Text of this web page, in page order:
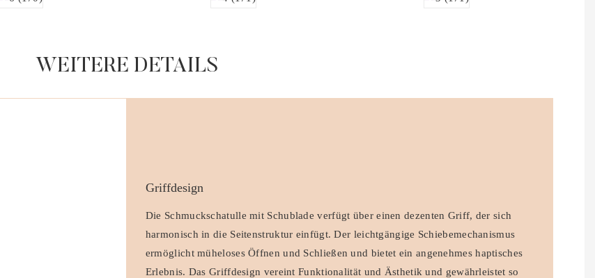
WEITERE DETAILS
Griffdesign
Die Schmuckschatulle mit Schublade verfügt über einen dezenten Griff, der sich
harmonisch in die Seitenstruktur einfügt. Der leichtgängige Schiebemechanismus
ermöglicht müheloses Öffnen und Schließen und bietet ein angenehmes haptisches
Erlebnis. Das Griffdesign vereint Funktionalität und Ästhetik und gewährleistet so